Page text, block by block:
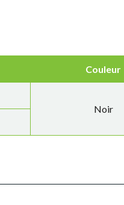
Couleur
Noir